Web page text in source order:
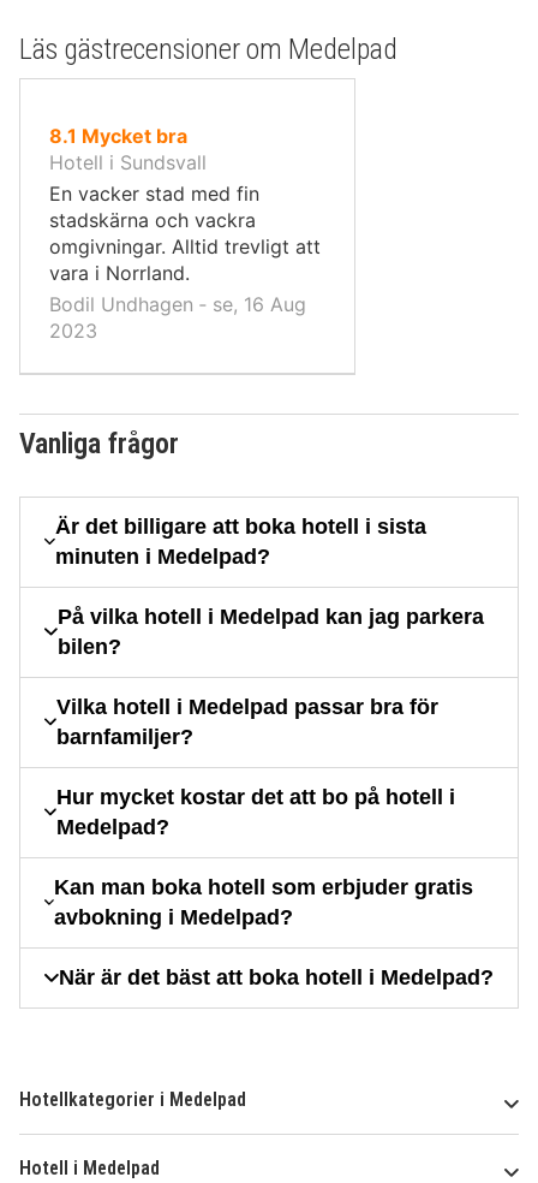
Läs gästrecensioner om Medelpad
8.1 av
10,
Mycket bra
Hotell i Sundsvall
En vacker stad med fin
stadskärna och vackra
omgivningar. Alltid trevligt att
vara i Norrland.
Bodil Undhagen ‐ se, 16 Aug
2023
Vanliga frågor
Är det billigare att boka hotell i sista
minuten i Medelpad?
På vilka hotell i Medelpad kan jag parkera
bilen?
Vilka hotell i Medelpad passar bra för
barnfamiljer?
Hur mycket kostar det att bo på hotell i
Medelpad?
Kan man boka hotell som erbjuder gratis
avbokning i Medelpad?
När är det bäst att boka hotell i Medelpad?
Hotellkategorier i Medelpad
Hotell i Medelpad